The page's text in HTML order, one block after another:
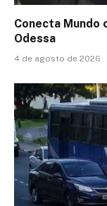
Conecta Mundo
Odessa
4 de agosto de 2026